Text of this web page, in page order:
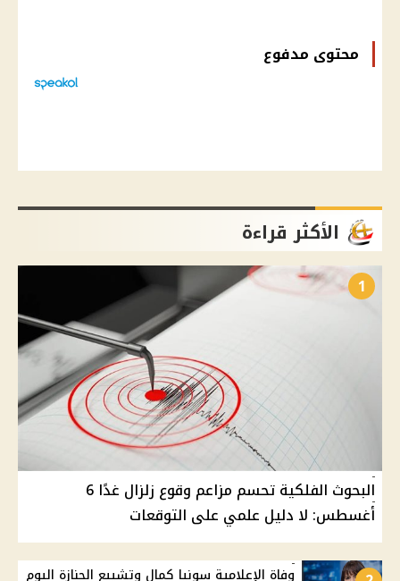
محتوى مدفوع
الأكثر قراءة
1
البحوث الفلكية تحسم مزاعم وقوع زلزال غدًا 6
أغسطس: لا دليل علمي على التوقعات
وفاة الإعلامية سونيا كمال وتشييع الجنازة اليوم